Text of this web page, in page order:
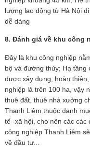
lượng lao động từ Hà Nội
dễ dàng
8. Đánh giá về khu công
Đây là khu công nghiệp
bộ và đường thủy; Hạ tầng
được xây dựng, hoàn
nghiệp là trên 100 ha, vậy
thuê đất, thuê nhà xưởng
Thanh Liêm thuộc danh
tế -xã hội, cho nên các các
công nghiệp Thanh Liêm
về đầu tư...